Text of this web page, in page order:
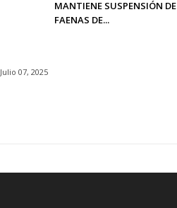
MANTIENE SUSPENSIÓN DE
FAENAS DE...
Julio 07, 2025